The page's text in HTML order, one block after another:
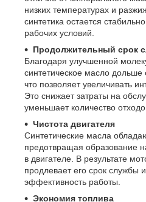
низких температурах и
синтетика остается
рабочих условий.
Продолжительный срок
Благодаря улучшенной
синтетическое масло дольше
что позволяет увеличивать
Это снижает затраты на
уменьшает количество
Чистота двигателя
Синтетические масла
предотвращая образование
в двигателе. В результате
продлевает его срок службы
эффективность работы.
Экономия топлива